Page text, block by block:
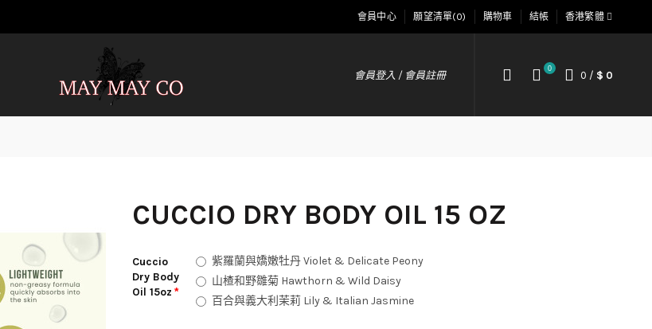
會員中心 願望清單(0) 購物車 結帳 香港繁體
會員登入 / 會員註冊
0
0 / $ 0
CUCCIO DRY BODY OIL 15 OZ
Cuccio
Dry Body
Oil 15oz
紫羅蘭與嬌嫩牡丹 Violet & Delicate Peony
山楂和野雛菊 Hawthorn & Wild Daisy
百合與義大利茉莉 Lily & Italian Jasmine